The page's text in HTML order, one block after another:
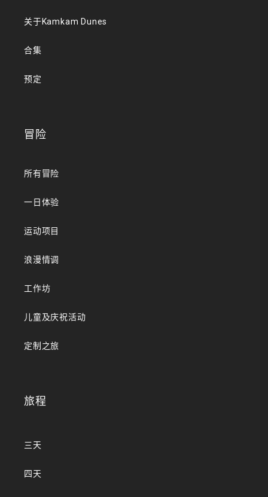
关于Kamkam Dunes
合集
预定
冒险
所有冒险
一日体验
运动项目
浪漫情调
工作坊
儿童及庆祝活动
定制之旅
旅程
三天
四天